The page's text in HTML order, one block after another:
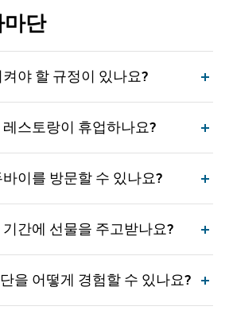
단
야 할 규정이 있나요?
스토랑이 휴업하나요?
이를 방문할 수 있나요?
간에 선물을 주고받나요?
을 어떻게 경험할 수 있나요?